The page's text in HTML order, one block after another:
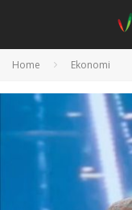
Home Ekonomi